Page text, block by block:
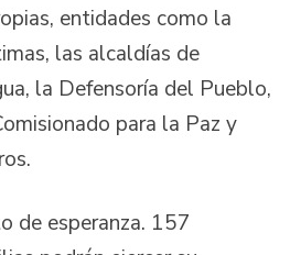
entidades como la
las alcaldías de
la Defensoría del Pueblo,
para la Paz y
de esperanza. 157